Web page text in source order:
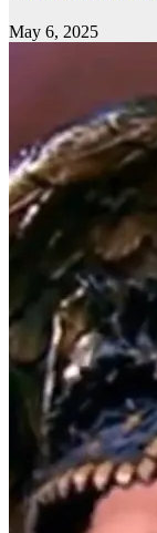
May 6, 2025